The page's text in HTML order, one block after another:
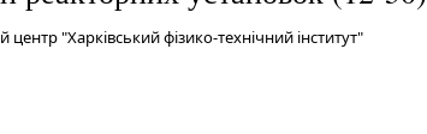
"Харківський фізико-технічний інститут"